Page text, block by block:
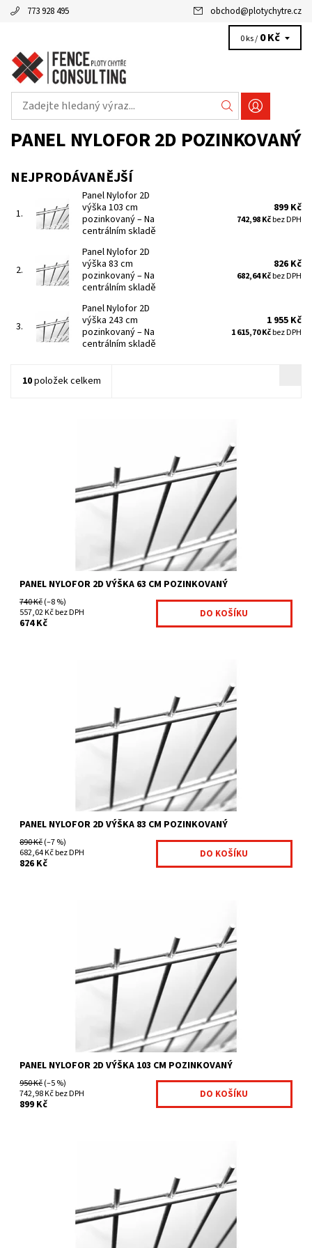
773 928 495 obchod@plotychytre.cz
0 ks / 0 Kč
PANEL NYLOFOR 2D POZINKOVANÝ
NEJPRODÁVANĚJŠÍ
1.
Panel Nylofor 2D
výška 103 cm
pozinkovaný–Na
centrálním skladě
899 Kč
742,98 Kčbez DPH
2.
Panel Nylofor 2D
výška 83 cm
pozinkovaný–Na
centrálním skladě
826 Kč
682,64 Kčbez DPH
3.
Panel Nylofor 2D
výška 243 cm
pozinkovaný–Na
centrálním skladě
1 955 Kč
1 615,70 Kčbez DPH
10položek celkem
ěžké svařované sítě pozinkované vysoce pevné panely vertikální
ostny vysoké 30 mm na jedné straně velikost...
Na centrálním skladě
4011961-22
Fence consulting
PANEL NYLOFOR 2D VÝŠKA 63 CM POZINKOVANÝ
740 Kč(–8 %)
557,02 Kč bez DPH
674 Kč
ěžké svařované sítě pozinkované vysoce pevné panely vertikální
ostny vysoké 30 mm na jedné straně velikost...
Na centrálním skladě
4011961-23
Fence consulting
PANEL NYLOFOR 2D VÝŠKA 83 CM POZINKOVANÝ
890 Kč(–7 %)
682,64 Kč bez DPH
826 Kč
těžké svařované sítě pozinkované vysoce pevné panely
vertikální ostny vysoké 30 mm na jedné straně velikost...
Na centrálním skladě
4011961-25
Fence consulting
PANEL NYLOFOR 2D VÝŠKA 103 CM POZINKOVANÝ
950 Kč(–5 %)
742,98 Kč bez DPH
899 Kč
těžké svařované sítě pozinkované vysoce pevné panely
vertikální ostny vysoké 30 mm na jedné straně velikost...
Na centrálním skladě
4011962-23
Fence consulting